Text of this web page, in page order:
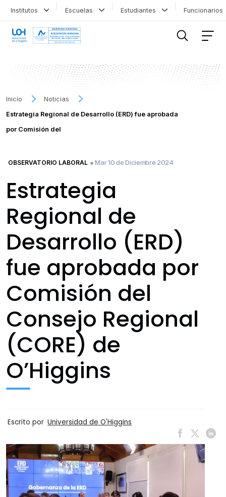
Institutos Escuelas Estudiantes
Inicio
Noticias
Estrategia Regional de Desarrollo (ERD) fue aprobada
por Comisión del
OBSERVATORIO LABORAL ● Mar 10 de Diciembre 2024
Estrategia
Regional de
Desarrollo (ERD)
fue aprobada por
Comisión del
Consejo Regional
(CORE) de
O’Higgins
Escrito por Universidad de O'Higgins